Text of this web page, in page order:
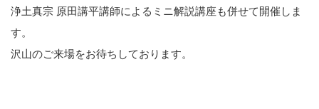
浄土真宗 原田講平講師によるミニ解説講座も併せて開催しま
す。
沢山のご来場をお待ちしております。